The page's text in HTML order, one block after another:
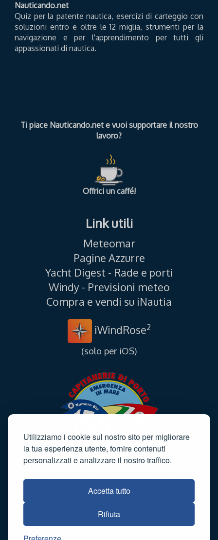
Utilizziamo i cookie sul nostro sito per migliorare
la tua esperienza utente, fornire contenuti
personalizzati e analizzare il nostro traffico.
Accetta tutto
Rifiuta
Nauticando.net
Quiz per la patente nautica, esercizi di carteggio con
soluzioni entro e oltre le 12 miglia, strumenti per la
navigazione e per l'apprendimento per tutti gli
appassionati di nautica.
Ti piace Nauticando.net e vuoi supportare il nostro
lavoro?
Offrici un caffé!
Link utili
Meteomar
Pagine Azzurre
Yacht Digest - Rade e porti
Windy - Previsioni meteo
Compra e vendi su iNautia
iWindRose2
(solo per iOS)
È vietata la riproduzione, anche parziale, dei contenuti